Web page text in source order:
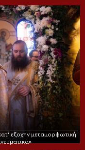
εξοχήν μεταμορφωτική